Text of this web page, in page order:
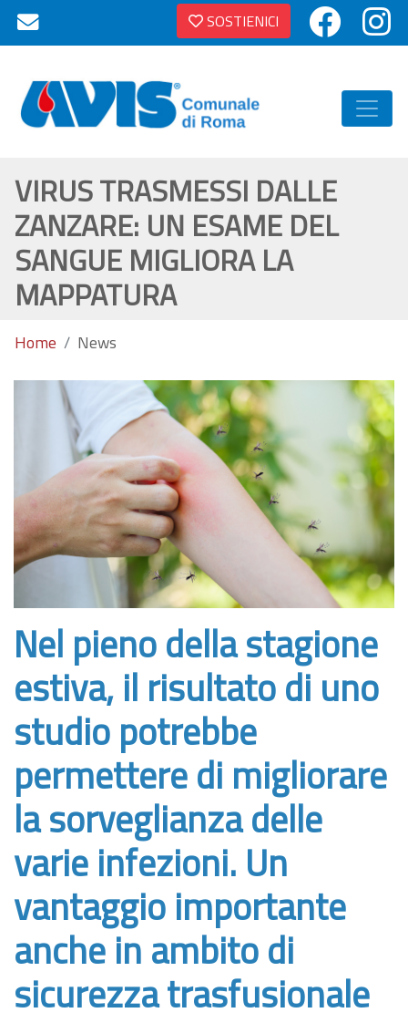
SOSTIENICI
VIRUS TRASMESSI DALLE
ZANZARE: UN ESAME DEL
SANGUE MIGLIORA LA
MAPPATURA
Home News
Nel pieno della stagione
estiva, il risultato di uno
studio potrebbe
permettere di migliorare
la sorveglianza delle
varie infezioni. Un
vantaggio importante
anche in ambito di
sicurezza trasfusionale